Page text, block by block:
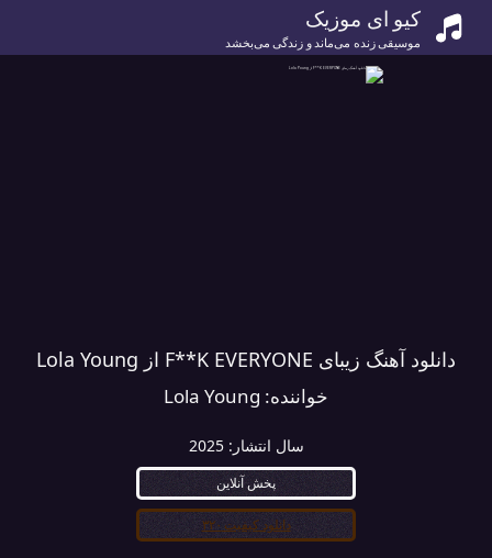
کیو ای موزیک
موسیقی زنده می‌ماند و زندگی می‌بخشد
دانلود آهنگ زیبای F**K EVERYONE از Lola Young
خواننده: Lola Young
سال انتشار:2025
پخش آنلاین
دانلود کیفیت ۳۲۰